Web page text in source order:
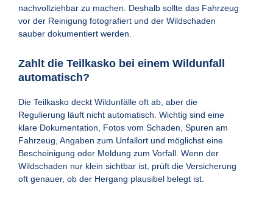
nachvollziehbar zu machen. Deshalb sollte das Fahrzeug
vor der Reinigung fotografiert und der Wildschaden
sauber dokumentiert werden.
Zahlt die Teilkasko bei einem Wildunfall
automatisch?
Die Teilkasko deckt Wildunfälle oft ab, aber die
Regulierung läuft nicht automatisch. Wichtig sind eine
klare Dokumentation, Fotos vom Schaden, Spuren am
Fahrzeug, Angaben zum Unfallort und möglichst eine
Bescheinigung oder Meldung zum Vorfall. Wenn der
Wildschaden nur klein sichtbar ist, prüft die Versicherung
oft genauer, ob der Hergang plausibel belegt ist.